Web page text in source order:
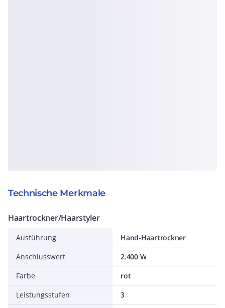
Technische Merkmale
Haartrockner/Haarstyler
Ausführung
Hand-Haartrockner
Anschlusswert
2.400 W
Farbe
rot
Leistungsstufen
3